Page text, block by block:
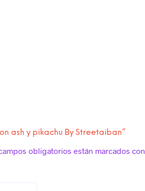
ash y pikachu By Streetaiban”
obligatorios están marcados con